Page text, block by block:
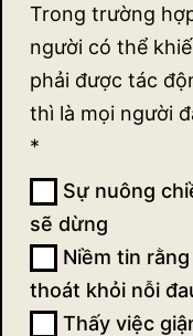
sát
quan
điểm
về sự
tác
động
(ngắn)
Trong trường
người có thể
phải được tác
thì là mọi người
*
Sự nuông
sẽ dừng
Niềm tin
thoát khỏi nỗi
Thấy việc